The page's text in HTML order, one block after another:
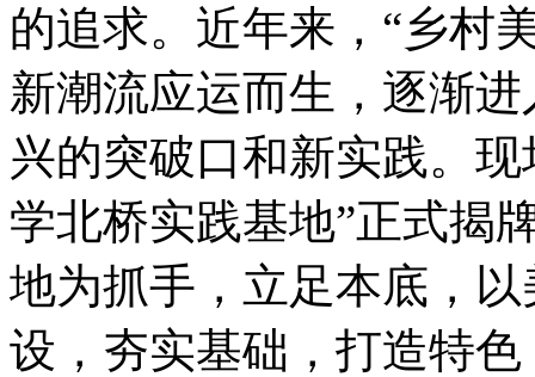
的追求。近年来，“乡村
新潮流应运而生，逐渐
兴的突破口和新实践。
学北桥实践基地”正式揭
地为抓手，立足本底，
设，夯实基础，打造特